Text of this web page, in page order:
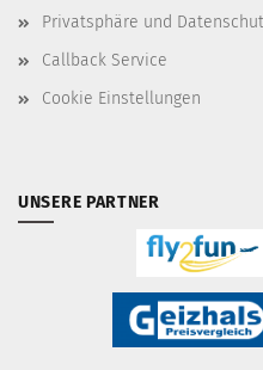
Privatsphäre und
Callback Service
Cookie Einstellungen
UNSERE PARTNER